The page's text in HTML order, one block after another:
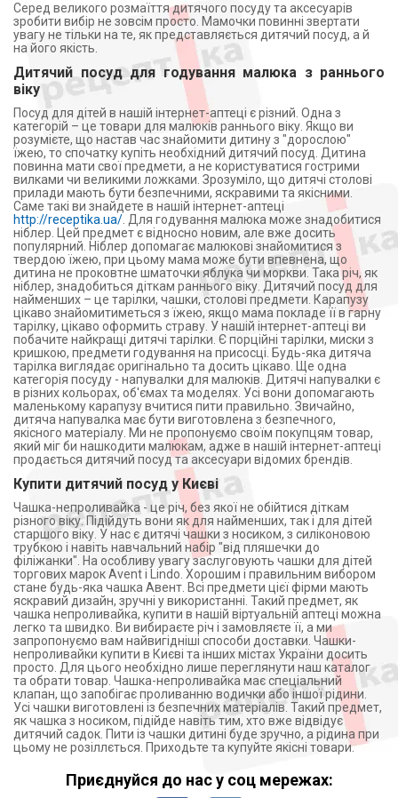
Серед великого розмаїття дитячого посуду та аксесуарів
зробити вибір не зовсім просто. Мамочки повинні звертати
увагу не тільки на те, як представляється дитячий посуд, а й
на його якість.
Дитячий посуд для годування малюка з раннього
віку
Посуд для дітей в нашій інтернет-аптеці є різний. Одна з
категорій – це товари для малюків раннього віку. Якщо ви
розумієте, що настав час знайомити дитину з "дорослою"
їжею, то спочатку купіть необхідний дитячий посуд. Дитина
повинна мати свої предмети, а не користуватися гострими
вилками чи великими ложками. Зрозуміло, що дитячі столові
прилади мають бути безпечними, яскравими та якісними.
Саме такі ви знайдете в нашій інтернет-аптеці
http://receptika.ua/. Для годування малюка може знадобитися
ніблер. Цей предмет є відносно новим, але вже досить
популярний. Ніблер допомагає малюкові знайомитися з
твердою їжею, при цьому мама може бути впевнена, що
дитина не проковтне шматочки яблука чи моркви. Така річ, як
ніблер, знадобиться діткам раннього віку. Дитячий посуд для
найменших – це тарілки, чашки, столові предмети. Карапузу
цікаво знайомитиметься з їжею, якщо мама покладе її в гарну
тарілку, цікаво оформить страву. У нашій інтернет-аптеці ви
побачите найкращі дитячі тарілки. Є порційні тарілки, миски з
кришкою, предмети годування на присосці. Будь-яка дитяча
тарілка виглядає оригінально та досить цікаво. Ще одна
категорія посуду - напувалки для малюків. Дитячі напувалки є
в різних кольорах, об'ємах та моделях. Усі вони допомагають
маленькому карапузу вчитися пити правильно. Звичайно,
дитяча напувалка має бути виготовлена з безпечного,
якісного матеріалу. Ми не пропонуємо своїм покупцям товар,
який міг би нашкодити малюкам, адже в нашій інтернет-аптеці
продається дитячий посуд та аксесуари відомих брендів.
Купити дитячий посуд у Києві
Чашка-непроливайка - це річ, без якої не обійтися діткам
різного віку. Підійдуть вони як для найменших, так і для дітей
старшого віку. У нас є дитячі чашки з носиком, з силіконовою
трубкою і навіть навчальний набір "від пляшечки до
філіжанки". На особливу увагу заслуговують чашки для дітей
торгових марок Avent і Lindo. Хорошим і правильним вибором
стане будь-яка чашка Авент. Всі предмети цієї фірми мають
яскравий дизайн, зручні у використанні. Такий предмет, як
чашка непроливайка, купити в нашій віртуальній аптеці можна
легко та швидко. Ви вибираєте річ і замовляєте її, а ми
запропонуємо вам найвигідніші способи доставки. Чашки-
непроливайки купити в Києві та інших містах України досить
просто. Для цього необхідно лише переглянути наш каталог
та обрати товар. Чашка-непроливайка має спеціальний
клапан, що запобігає проливанню водички або іншої рідини.
Усі чашки виготовлені із безпечних матеріалів. Такий предмет,
як чашка з носиком, підійде навіть тим, хто вже відвідує
дитячий садок. Пити із чашки дитині буде зручно, а рідина при
цьому не розіллється. Приходьте та купуйте якісні товари.
Приєднуйся до нас у соц мережах: